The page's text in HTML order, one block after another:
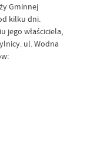
Gminnej
kilku dni.
jego właściciela,
ul. Wodna